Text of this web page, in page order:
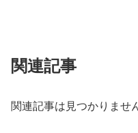
関連記事
関連記事は見つかりませ